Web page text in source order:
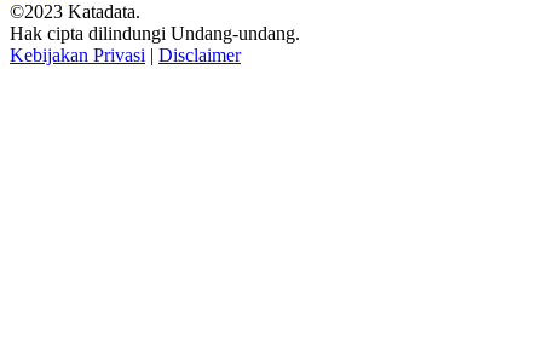
©2023 Katadata.
Hak cipta dilindungi Undang-undang.
Kebijakan Privasi | Disclaimer